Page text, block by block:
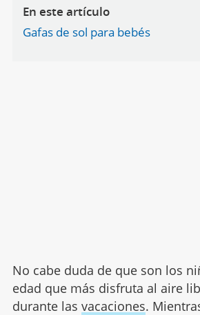
En este artículo
Gafas de sol para bebés
No cabe duda de que son los
edad que más disfruta al aire
durante las vacaciones.